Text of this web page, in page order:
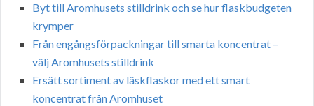
Byt till Aromhusets stilldrink och se hur flaskbudgeten
krymper
Från engångsförpackningar till smarta koncentrat –
välj Aromhusets stilldrink
Ersätt sortiment av läskflaskor med ett smart
koncentrat från Aromhuset